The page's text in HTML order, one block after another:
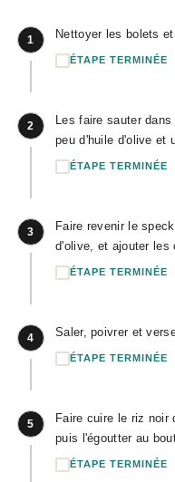
1 Nettoyer les bolets
ÉTAPE TERMINÉE
2
Les faire sauter
peu d'huile d'olive et
ÉTAPE TERMINÉE
3
Faire revenir le
d'olive, et ajouter les
ÉTAPE TERMINÉE
4 Saler, poivrer et
ÉTAPE TERMINÉE
5
Faire cuire le riz noir
puis l'égoutter au
ÉTAPE TERMINÉE